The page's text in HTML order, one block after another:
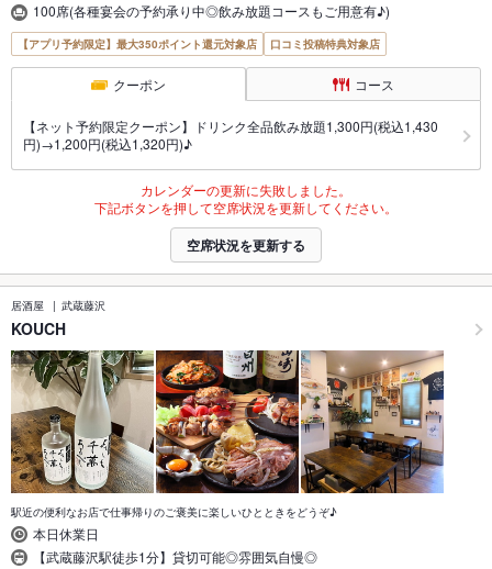
100席(各種宴会の予約承り中◎飲み放題コースもご用意有♪)
【アプリ予約限定】最大350ポイント還元対象店 口コミ投稿特典対象店
クーポン コース
【ネット予約限定クーポン】ドリンク全品飲み放題1,300円(税込1,430
円)→1,200円(税込1,320円)♪
カレンダーの更新に失敗しました。
下記ボタンを押して空席状況を更新してください。
空席状況を更新する
居酒屋 武蔵藤沢
KOUCH
駅近の便利なお店で仕事帰りのご褒美に楽しいひとときをどうぞ♪
本日休業日
【武蔵藤沢駅徒歩1分】貸切可能◎雰囲気自慢◎